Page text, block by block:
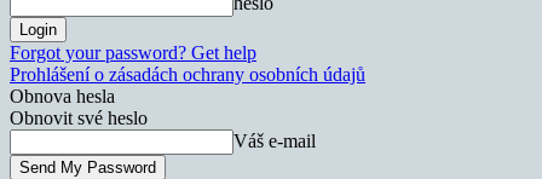
Forgot your password? Get help
Prohlášení o zásadách ochrany osobních údajů
Obnova hesla
Obnovit své heslo
Váš e-mail